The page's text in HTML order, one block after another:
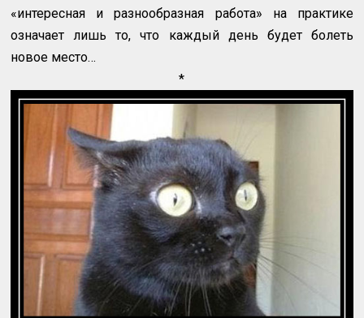
«интересная и разнообразная работа» на практике
означает лишь то, что каждый день будет болеть
новое место…
*